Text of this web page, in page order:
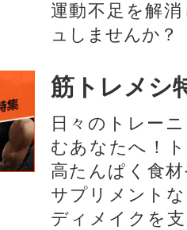
運動不足を解
ュしませんか？
筋トレメシ
日々のトレー
むあなたへ！
高たんぱく食
サプリメント
ディメイクを